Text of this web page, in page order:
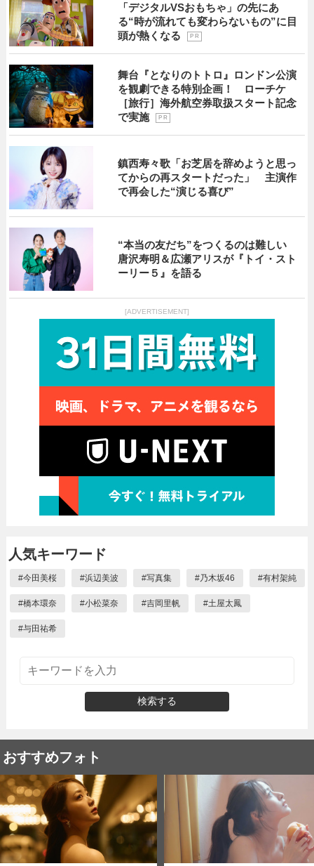
「デジタルVSおもちゃ」の先にあ
る“時が流れても変わらないもの”に目
頭が熱くなる
P R
舞台『となりのトトロ』ロンドン公演
を観劇できる特別企画！ ローチケ
［旅行］海外航空券取扱スタート記念
で実施
P R
鎮西寿々歌「お芝居を辞めようと思っ
てからの再スタートだった」 主演作
で再会した“演じる喜び”
“本当の友だち”をつくるのは難しい
唐沢寿明＆広瀬アリスが『トイ・スト
ーリー５』を語る
[ADVERTISEMENT]
人気キーワード
#今田美桜 #浜辺美波 #写真集 #乃木坂46 #有村架純
#橋本環奈 #小松菜奈 #吉岡里帆 #土屋太鳳
#与田祐希
検索する
おすすめフォト